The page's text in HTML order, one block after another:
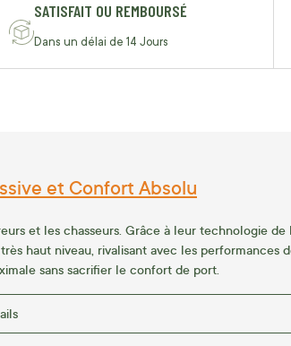
SATISFAIT OU REMBOURSÉ
Dans un délai de 14 Jours
et Confort Absolu
et les chasseurs. Grâce à leur technologie
haut niveau, rivalisant avec les performances
sans sacrifier le confort de port.